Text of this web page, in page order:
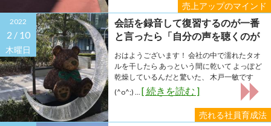
売上アップのマインド
2022
2 / 10
木曜日
売れる社員育成法
会話を録音して復習するのが一番
と言ったら「自分の声を聴くのが
辛いです…」と言われました(><)
おはようございます！ 会社の中で濡れたタオ
ルを干したら あっという間に乾いて よっぽど
乾燥しているんだと驚いた、 木戸一敏です
(^o^;) ... [ 続きを読む ]